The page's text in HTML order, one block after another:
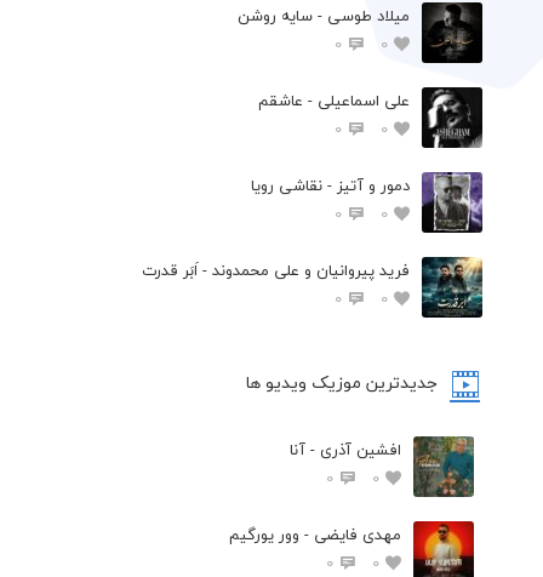
میلاد طوسی - سایه روشن
0
0
علی اسماعیلی - عاشقم
0
0
دمور و آتیز - نقاشی رویا
0
0
فرید پیروانیان و علی محمدوند - اَبَر قدرت
0
0
جدیدترین موزیک ویدیو ها
افشین آذری - آنا
0
0
مهدی فایضی - وور یورگیم
0
0